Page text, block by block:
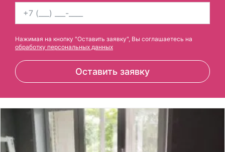
Нажимая на кнопку "Оставить заявку", Вы соглашаетесь на
обработку персональных данных
Оставить заявку